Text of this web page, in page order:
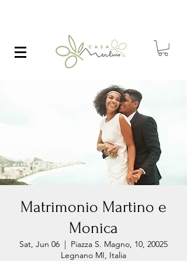
Matrimonio Martino e
Monica
Sat, Jun 06
  |
Piazza S. Magno, 10, 20025
Legnano MI, Italia